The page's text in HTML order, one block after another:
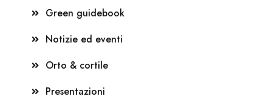
Green guidebook
Notizie ed eventi
Orto & cortile
Presentazioni